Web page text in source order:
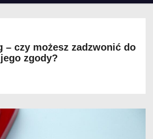
– czy możesz zadzwonić do
zgody?